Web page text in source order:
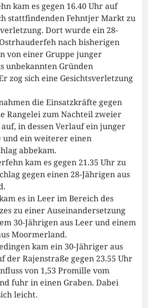
kam es gegen 16.40 Uhr auf
stattfindenden Fehntjer Markt zu
Dort wurde ein 28-
nach bisherigen
von einer Gruppe junger
unbekannten Gründen
zog sich eine Gesichtsverletzung
die Einsatzkräfte gegen
Rangelei zum Nachteil zweier
in dessen Verlauf ein junger
und ein weiterer einen
abbekam.
kam es gegen 21.35 Uhr zu
gegen einen 28-Jährigen aus
es in Leer im Bereich des
zu einer Auseinandersetzung
30-Jährigen aus Leer und einem
Moormerland.
kam ein 30-Jähriger aus
der Rajenstraße gegen 23.55 Uhr
von 1,53 Promille vom
fuhr in einen Graben. Dabei
leicht.